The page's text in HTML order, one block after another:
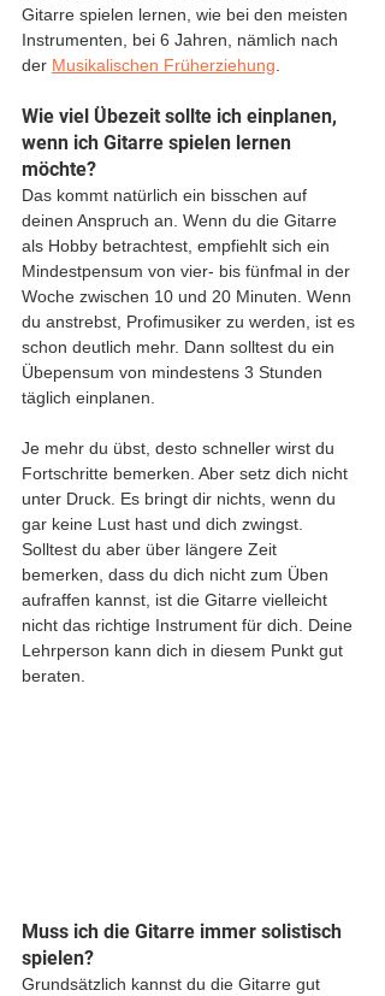
Gitarre spielen lernen, wie bei den meisten
Instrumenten, bei 6 Jahren, nämlich nach
der Musikalischen Früherziehung
Wie viel Übezeit sollte ich einplanen,
wenn ich Gitarre spielen lernen
möchte?
Das kommt natürlich ein bisschen auf
deinen Anspruch an. Wenn du die Gitarre
als Hobby betrachtest, empfiehlt sich ein
Mindestpensum von vier- bis fünfmal in der
Woche zwischen 10 und 20 Minuten. Wenn
du anstrebst, Profimusiker zu werden, ist es
schon deutlich mehr. Dann solltest du ein
Übepensum von mindestens 3 Stunden
täglich einplanen.
Je mehr du übst, desto schneller wirst du
Fortschritte bemerken. Aber setz dich nicht
unter Druck. Es bringt dir nichts, wenn du
gar keine Lust hast und dich zwingst.
Solltest du aber über längere Zeit
bemerken, dass du dich nicht zum Üben
aufraffen kannst, ist die Gitarre vielleicht
nicht das richtige Instrument für dich. Deine
Lehrperson kann dich in diesem Punkt gut
beraten.
Muss ich die Gitarre immer solistisch
spielen?
Grundsätzlich kannst du die Gitarre gut